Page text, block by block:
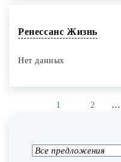
Ренессанс Жизнь
Нет данных
1 2 …